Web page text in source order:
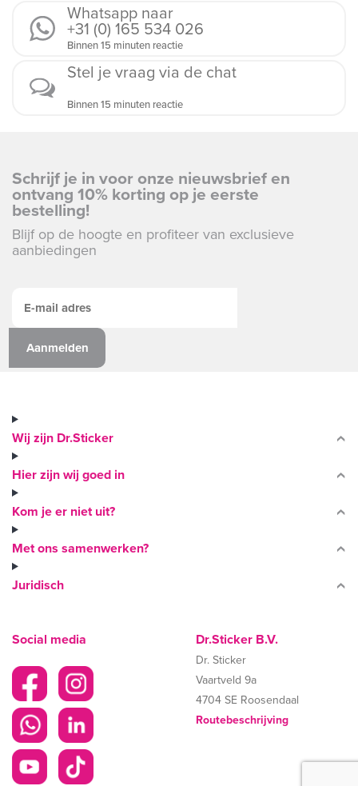
Whatsapp naar
+31 (0) 165 534 026
Binnen 15 minuten reactie
Stel je vraag via de chat
Binnen 15 minuten reactie
Schrijf je in voor onze nieuwsbrief en
ontvang 10% korting op je eerste
bestelling!
Blijf op de hoogte en profiteer van exclusieve
aanbiedingen
Wij zijn Dr.Sticker
Hier zijn wij goed in
Kom je er niet uit?
Met ons samenwerken?
Juridisch
Dr.Sticker B.V.
Dr. Sticker
Vaartveld 9a
4704 SE Roosendaal
Routebeschrijving
Social media